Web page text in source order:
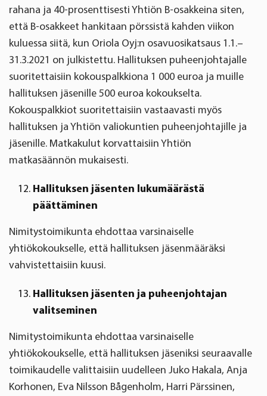
rahana ja 40-prosenttisesti Yhtiön B-osakkeina siten,
että B-osakkeet hankitaan pörssistä kahden viikon
kuluessa siitä, kun Oriola Oyj:n osavuosikatsaus 1.1.–
31.3.2021 on julkistettu. Hallituksen puheenjohtajalle
suoritettaisiin kokouspalkkiona 1 000 euroa ja muille
hallituksen jäsenille 500 euroa kokoukselta.
Kokouspalkkiot suoritettaisiin vastaavasti myös
hallituksen ja Yhtiön valiokuntien puheenjohtajille ja
jäsenille. Matkakulut korvattaisiin Yhtiön
matkasäännön mukaisesti.
Hallituksen jäsenten lukumäärästä
päättäminen
Nimitystoimikunta ehdottaa varsinaiselle
yhtiökokoukselle, että hallituksen jäsenmääräksi
vahvistettaisiin kuusi.
Hallituksen jäsenten ja puheenjohtajan
valitseminen
Nimitystoimikunta ehdottaa varsinaiselle
yhtiökokoukselle, että hallituksen jäseniksi seuraavalle
toimikaudelle valittaisiin uudelleen Juko Hakala, Anja
Korhonen, Eva Nilsson Bågenholm, Harri Pärssinen,